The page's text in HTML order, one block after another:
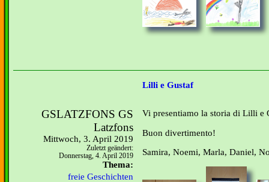
Lilli e Gustaf
GSLATZFONS GS
Latzfons
Mittwoch, 3. April 2019
Zuletzt geändert:
Donnerstag, 4. April 2019
Thema:
freie Geschichten
Vi presentiamo la storia di Lilli e
Buon divertimento!
Samira, Noemi, Marla, Daniel,